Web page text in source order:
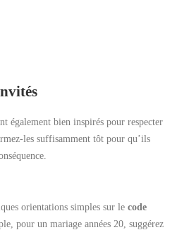
également bien inspirés pour respecter
les suffisamment tôt pour qu’ils
orientations simples sur le code
pour un mariage années 20, suggérez